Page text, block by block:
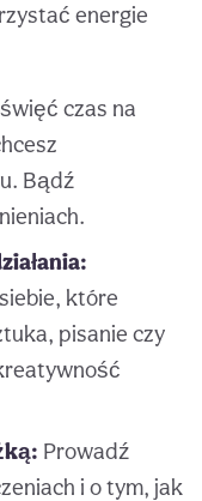
energie
czas na
Bądź
które
pisanie czy
Prowadź
i o tym, jak